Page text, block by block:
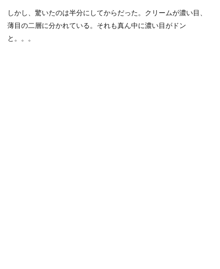
しかし、驚いたのは半分にしてからだった。クリームが濃い目、
薄目の二層に分かれている。それも真ん中に濃い目がドン
と。。。